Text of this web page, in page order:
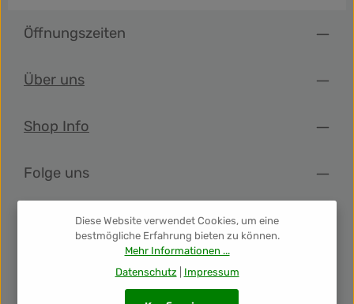
Öffnungszeiten
Über uns
Shop Info
Folge uns
Newsletter
Unsere Auszeichnungen
Diese Website verwendet Cookies, um eine
bestmögliche Erfahrung bieten zu können.
Mehr Informationen ...
Datenschutz
Impressum